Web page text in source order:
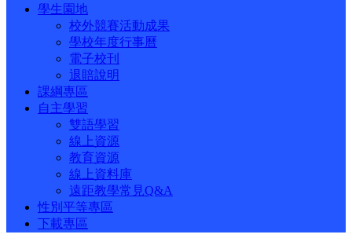
學生園地
校外競賽活動成果
學校年度行事曆
電子校刊
退賠說明
課綱專區
自主學習
雙語學習
線上資源
教育資源
線上資料庫
遠距教學常見Q&A
性別平等專區
下載專區